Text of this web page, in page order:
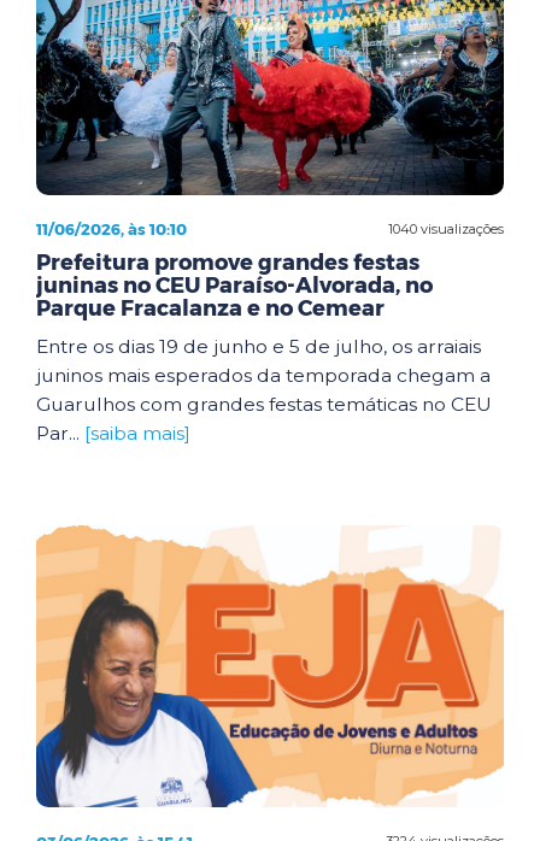
1040 visualizações
11/06/2026, às 10:10
Prefeitura promove grandes festas
juninas no CEU Paraíso-Alvorada, no
Parque Fracalanza e no Cemear
Entre os dias 19 de junho e 5 de julho, os arraiais
juninos mais esperados da temporada chegam a
Guarulhos com grandes festas temáticas no CEU
Par... [saiba mais]